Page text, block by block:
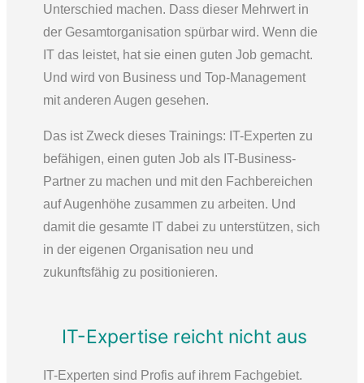
Unterschied machen. Dass dieser Mehrwert in
der Gesamtorganisation spürbar wird. Wenn die
IT das leistet, hat sie einen guten Job gemacht.
Und wird von Business und Top-Management
mit anderen Augen gesehen.
Das ist Zweck dieses Trainings: IT-Experten zu
befähigen, einen guten Job als IT-Business-
Partner zu machen und mit den Fachbereichen
auf Augenhöhe zusammen zu arbeiten. Und
damit die gesamte IT dabei zu unterstützen, sich
in der eigenen Organisation neu und
zukunftsfähig zu positionieren.
IT-Expertise reicht nicht aus
IT-Experten sind Profis auf ihrem Fachgebiet.